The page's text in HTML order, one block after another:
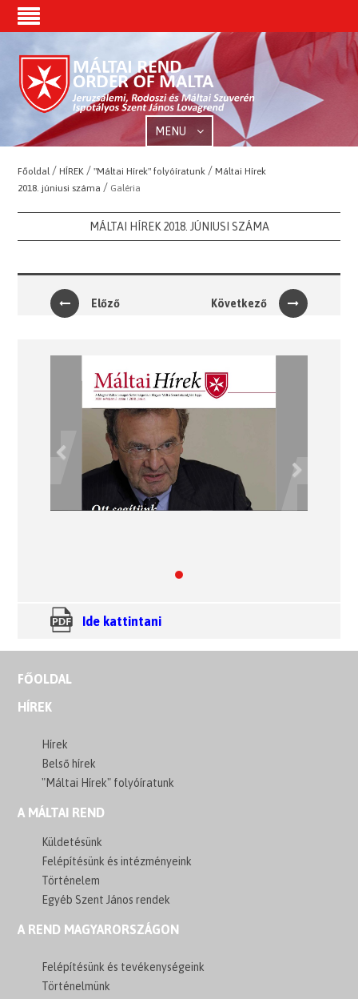
MENU
Főoldal /HÍREK /"Máltai Hírek" folyóíratunk /Máltai Hírek
2018. júniusi száma / Galéria
MÁLTAI HÍREK 2018. JÚNIUSI SZÁMA
Előző Következő
Previous
Ide kattintani
FŐOLDAL
HÍREK
Hírek
Belső hírek
"Máltai Hírek" folyóíratunk
A MÁLTAI REND
Küldetésünk
Felépítésünk és intézményeink
Történelem
Egyéb Szent János rendek
A REND MAGYARORSZÁGON
Felépítésünk és tevékenységeink
Történelmünk